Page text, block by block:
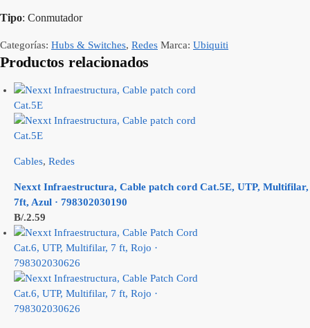
Tipo: Conmutador
Categorías: Hubs & Switches, Redes Marca: Ubiquiti
Productos relacionados
Cables, Redes
Nexxt Infraestructura, Cable patch cord Cat.5E, UTP, Multifilar,
7ft, Azul · 798302030190
B/.2.59